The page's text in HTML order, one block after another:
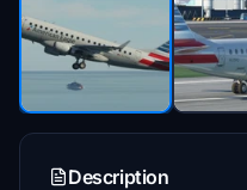
Description